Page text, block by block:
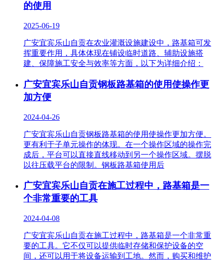
的使用
2025-06-19
广安宜宾乐山自贡在农业灌溉设施建设中，路基箱可发
挥重要作用，具体体现在铺设临时道路、辅助设施搭
建、保障施工安全与效率等方面，以下为详细介绍：
广安宜宾乐山自贡钢板路基箱的使用使操作更
加方便
2024-04-26
广安宜宾乐山自贡钢板路基箱的使用使操作更加方便。
更有利于子单元操作的体现。在一个操作区域的操作完
成后，平台可以直接直线移动到另一个操作区域。摆脱
以往压载平台的限制。钢板路基箱使用后
广安宜宾乐山自贡在施工过程中，路基箱是一
个非常重要的工具
2024-04-08
广安宜宾乐山自贡在施工过程中，路基箱是一个非常重
要的工具。它不仅可以提供临时存储和保护设备的空
间，还可以用于将设备运输到工地。然而，购买和维护